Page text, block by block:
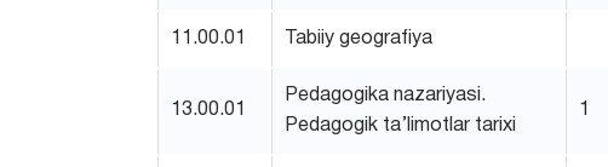
11.00.01 Tabiiy geografiya
13.00.01
Pedagogika nazariyasi.
Pedagogik ta’limotlar tarixi
1